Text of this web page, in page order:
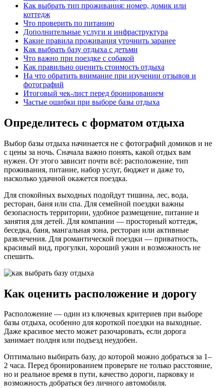
Как выбрать тип проживания: номер, домик или
коттедж
Что проверить по питанию
Дополнительные услуги и инфраструктура
Какие правила проживания уточнить заранее
Как выбрать базу отдыха с детьми
Что важно при поездке с собакой
Как правильно оценить стоимость отдыха
На что обратить внимание при изучении отзывов и
фотографий
Итоговый чек-лист перед бронированием
Частые ошибки при выборе базы отдыха
Определитесь с форматом отдыха
Выбор базы отдыха начинается не с фотографий домиков и не
с цены за ночь. Сначала важно понять, какой отдых вам
нужен. От этого зависит почти всё: расположение, тип
проживания, питание, набор услуг, бюджет и даже то,
насколько удачной окажется поездка.
Для спокойных выходных подойдут тишина, лес, вода,
ресторан, баня или спа. Для семейной поездки важны
безопасность территории, удобное размещение, питание и
занятия для детей. Для компании — просторный коттедж,
беседка, баня, мангальная зона, ресторан или активные
развлечения. Для романтической поездки — приватность,
красивый вид, прогулки, хороший ужин и возможность не
спешить.
Как оценить расположение и дорогу
Расположение — один из ключевых критериев при выборе
базы отдыха, особенно для короткой поездки на выходные.
Даже красивое место может разочаровать, если дорога
занимает полдня или подъезд неудобен.
Оптимально выбирать базу, до которой можно добраться за 1–
2 часа. Перед бронированием проверьте не только расстояние,
но и реальное время в пути, качество дороги, парковку и
возможность добраться без личного автомобиля.